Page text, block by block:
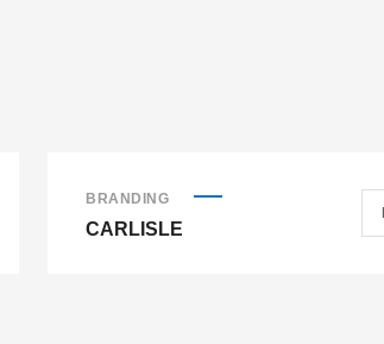
BRANDING
CARLISLE